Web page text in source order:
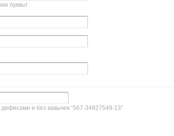
буквы!
и без кавычек “567-34927549-13″.